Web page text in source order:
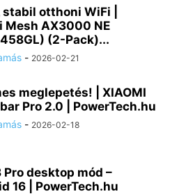
stabil otthoni WiFi |
Mesh AX3000 NE
(2-Pack)...
- 2026-02-21
meglepetés! | XIAOMI
Pro 2.0 | PowerTech.hu
- 2026-02-18
Pro desktop mód –
16 | PowerTech.hu